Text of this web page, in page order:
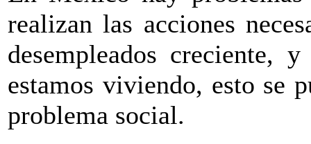
realizan las acciones
desempleados creciente,
estamos viviendo, esto se
problema social.